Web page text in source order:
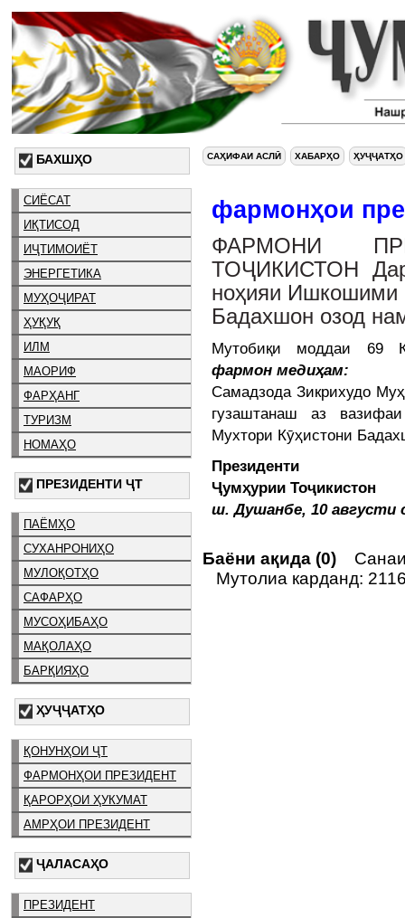
БАХШҲО
СИЁСАТ
ИҚТИСОД
ИҶТИМОИЁТ
ЭНЕРГЕТИКА
МУҲОҶИРАТ
ҲУҚУҚ
ИЛМ
МАОРИФ
ФАРҲАНГ
ТУРИЗМ
НОМАҲО
ПРЕЗИДЕНТИ ҶТ
ПАЁМҲО
СУХАНРОНИҲО
МУЛОҚОТҲО
САФАРҲО
МУСОҲИБАҲО
МАҚОЛАҲО
БАРҚИЯҲО
ҲУҶҶАТҲО
ҚОНУНҲОИ ҶТ
ФАРМОНҲОИ ПРЕЗИДЕНТ
ҚАРОРҲОИ ҲУКУМАТ
АМРҲОИ ПРЕЗИДЕНТ
ҶАЛАСАҲО
ПРЕЗИДЕНТ
САҲИФАИ АСЛӢ ХАБАРҲО ҲУҶҶАТҲО
фармонҳои
ФАРМОНИ
ТОҶИКИСТОН
ноҳияи Ишкошими
Бадахшон озод
Мутобиқи моддаи 69
фармон медиҳам:
Самадзода Зикрихудо
гузаштанаш аз
Мухтори Кӯҳистони
Президенти
Ҷумҳурии
ш. Душанбе, 10 августи
Баёни ақида (0)
Мутолиа карданд: